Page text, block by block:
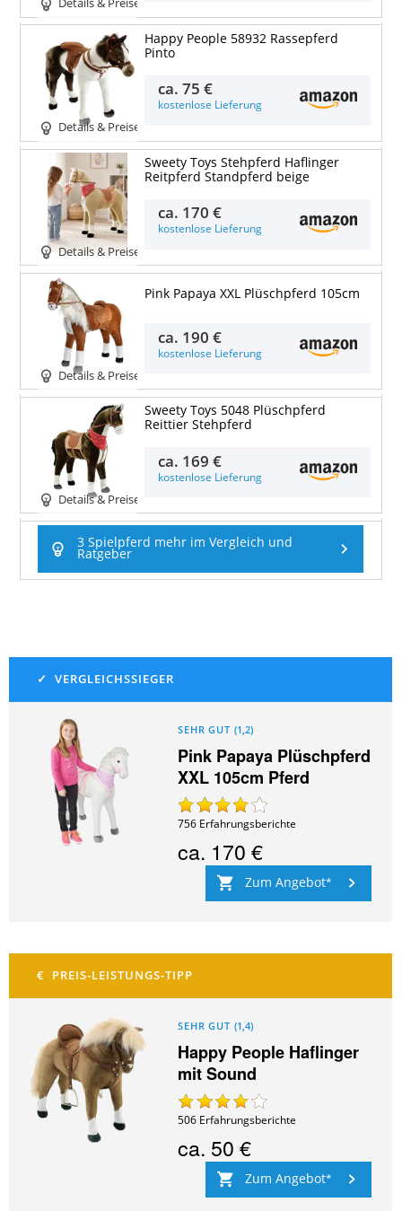
Details & Preise
Details & Preise
Happy People 58932 Rassepferd
Pinto
ca.75 €
kostenlose Lieferung
Details & Preise
Sweety Toys Stehpferd Haflinger
Reitpferd Standpferd beige
ca. 170 €
kostenlose Lieferung
Details & Preise
Pink Papaya XXL Plüschpferd 105cm
ca. 190 €
kostenlose Lieferung
Details & Preise
Sweety Toys 5048 Plüschpferd
Reittier Stehpferd
ca. 169 €
kostenlose Lieferung
3 Spielpferd mehr im Vergleich und
Ratgeber
SEHR GUT (1,2)
Pink Papaya Plüschpferd
XXL 105cm Pferd
756 Erfahrungsberichte
ca. 170 €
Zum Angebot
SEHR GUT (1,4)
Happy People Haflinger
mit Sound
506 Erfahrungsberichte
ca. 50 €
Zum Angebot